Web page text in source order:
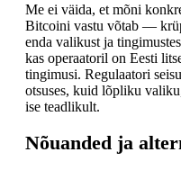
Me ei väida, et mõni
Bitcoini vastu võtab —
enda valikust ja
kas operaatoril on Eesti
tingimusi. Regulaatori
otsuses, kuid lõpliku
ise teadlikult.
Nõuanded ja